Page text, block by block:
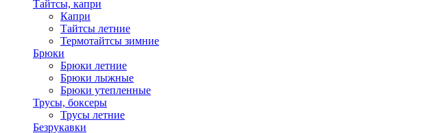
Тайтсы, капри
Капри
Тайтсы летние
Термотайтсы зимние
Брюки
Брюки летние
Брюки лыжные
Брюки утепленные
Трусы, боксеры
Трусы летние
Безрукавки